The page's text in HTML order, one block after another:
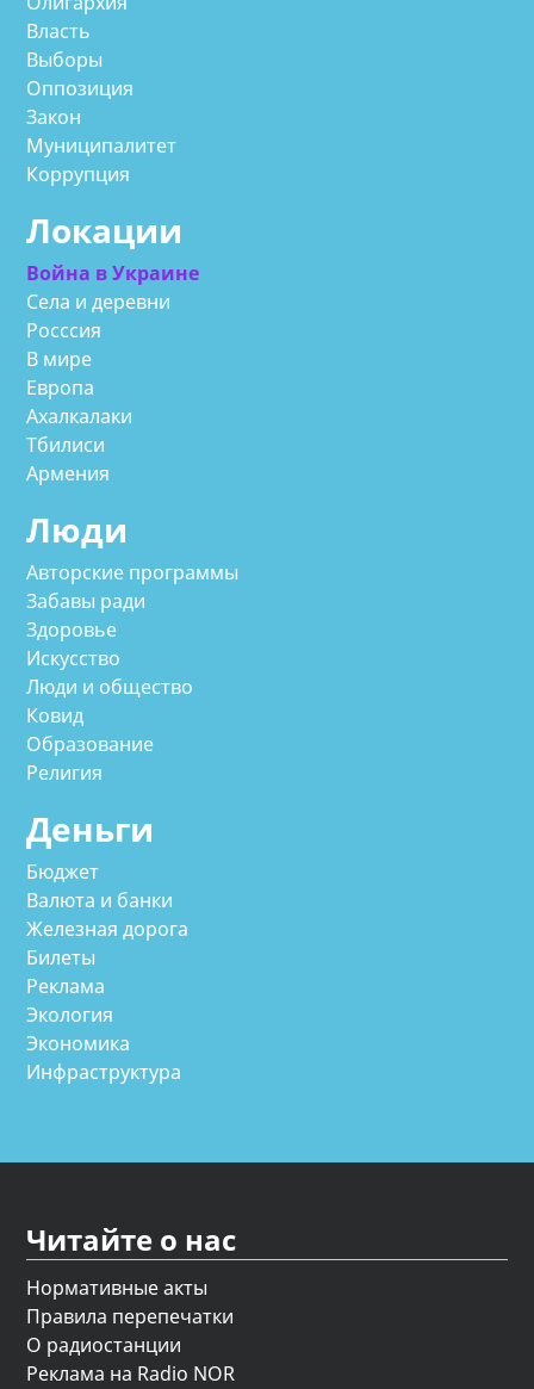
Власть
Выборы
Оппозиция
Закон
Муниципалитет
Коррупция
Локации
Война в Украине
Села и деревни
Росссия
В мире
Европа
Ахалкалаки
Тбилиси
Армения
Люди
Авторские программы
Забавы ради
Здоровье
Искусство
Люди и общество
Ковид
Образование
Религия
Деньги
Бюджет
Валюта и банки
Железная дорога
Билеты
Реклама
Экология
Экономика
Инфраструктура
Читайте о нас
Нормативные акты
Правила перепечатки
О радиостанции
Реклама на Radio NOR